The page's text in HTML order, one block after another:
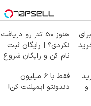
هنوز 50 تتر رو دریافت
نکردی؟ | رایگان ثبت
نام کن و رایگان شروع
و
فقط با 6 میلیون
دندونتو ایمپلنت کن!